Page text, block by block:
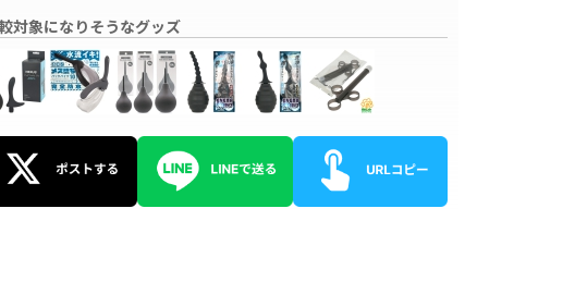
対象になりそうなグッズ